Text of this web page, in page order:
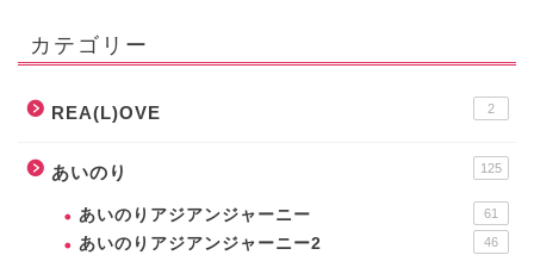
カテゴリー
REA(L)OVE 2
あいのり 125
あいのりアジアンジャーニー 61
あいのりアジアンジャーニー2 46